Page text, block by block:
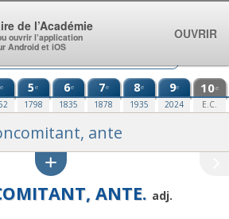
e 5e
1798
6e
1835
7e
1878
8e
1935
9e
2024
10e
E.C.
ante
ANTE. adj.
de l’Académie
ouvrir l’application
Android et iOS
OUVRIR